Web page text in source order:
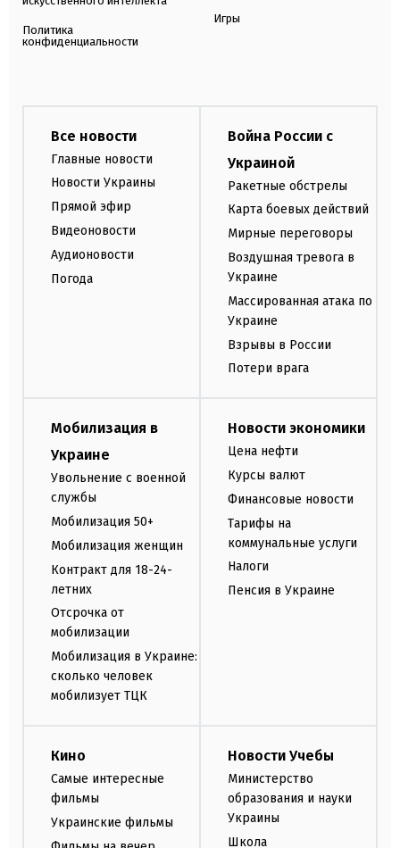
Политика
конфиденциальности
Игры
Все новости
Главные новости
Новости Украины
Прямой эфир
Видеоновости
Аудионовости
Погода
Война России с
Украиной
Ракетные обстрелы
Карта боевых действий
Мирные переговоры
Воздушная тревога в
Украине
Массированная атака по
Украине
Взрывы в России
Потери врага
Мобилизация в
Украине
Увольнение с военной
службы
Мобилизация 50+
Мобилизация женщин
Контракт для 18-24-
летних
Отсрочка от
мобилизации
Мобилизация в Украине:
сколько человек
мобилизует ТЦК
Новости экономики
Цена нефти
Курсы валют
Финансовые новости
Тарифы на
коммунальные услуги
Налоги
Пенсия в Украине
Кино
Самые интересные
фильмы
Украинские фильмы
Новости Учебы
Министерство
образования и науки
Украины
Школа